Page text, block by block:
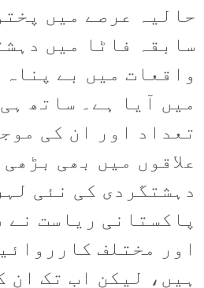
حالیہ عرصے میں
سابقہ فاٹا میں
واقعات میں بے
میں آیا ہے۔ ساتھ
تعداد اور ان کی
علاقوں میں بھی
دہشتگردی کی نئی
پاکستانی ریاست
اور مختلف
ہیں، لیکن اب تک ان